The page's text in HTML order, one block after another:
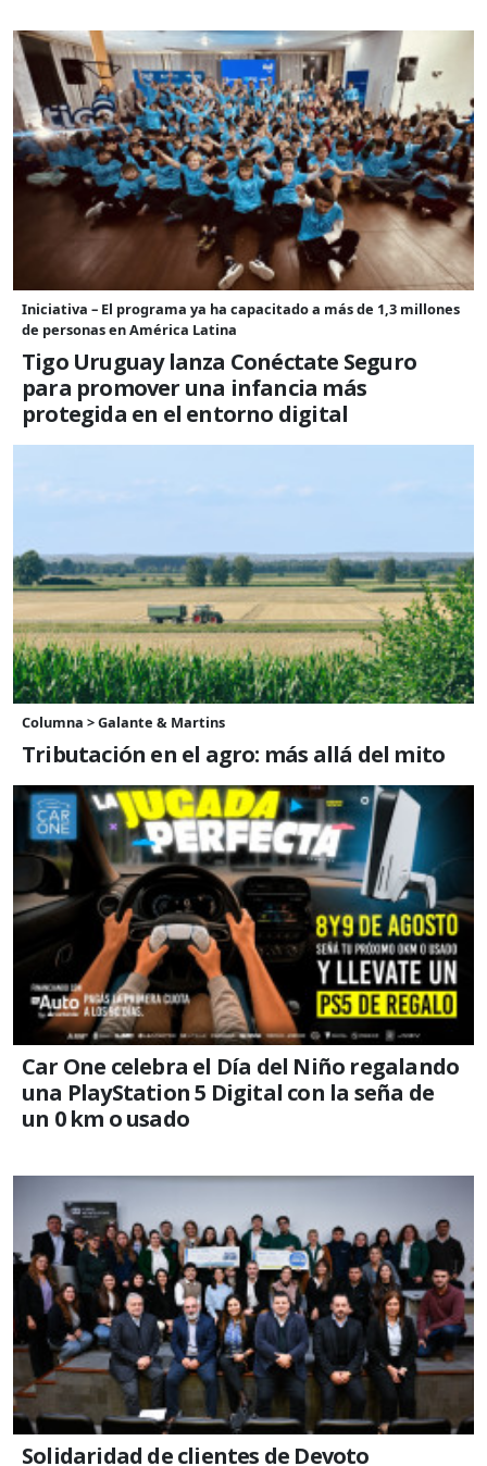
Iniciativa – El programa ya ha capacitado a más de 1,3 millones
de personas en América Latina
Tigo Uruguay lanza Conéctate Seguro
para promover una infancia más
protegida en el entorno digital
Columna > Galante & Martins
Tributación en el agro: más allá del mito
Car One celebra el Día del Niño regalando
una PlayStation 5 Digital con la seña de
un 0 km o usado
Solidaridad de clientes de Devoto